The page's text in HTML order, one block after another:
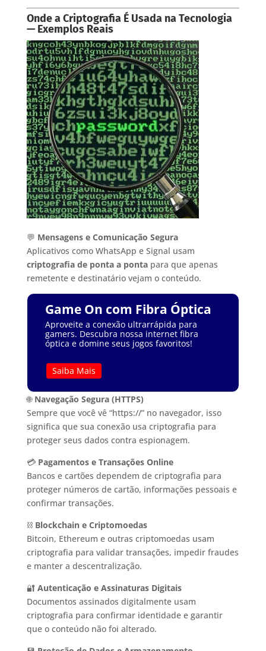
Onde a Criptografia É Usada na Tecnologia
— Exemplos Reais
💬 Mensagens e Comunicação Segura
Aplicativos como WhatsApp e Signal usam
criptografia de ponta a pontapara que apenas
remetente e destinatário vejam o conteúdo.
Game On com Fibra Óptica
Aproveite a conexão ultrarrápida para
gamers. Descubra nossa internet fibra
óptica e domine seus jogos favoritos!
Saiba Mais
🌐 Navegação Segura (HTTPS)
Sempre que você vê “https://” no navegador, isso
significa que sua conexão usa criptografia para
proteger seus dados contra espionagem.
💳 Pagamentos e Transações Online
Bancos e cartões dependem de criptografia para
proteger números de cartão, informações pessoais e
confirmar transações.
⛓️ Blockchain e Criptomoedas
Bitcoin, Ethereum e outras criptomoedas usam
criptografia para validar transações, impedir fraudes
e manter a descentralização.
🔐 Autenticação e Assinaturas Digitais
Documentos assinados digitalmente usam
criptografia para confirmar identidade e garantir
que o conteúdo não foi alterado.